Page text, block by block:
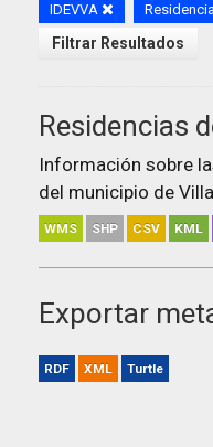
IDEVVA
Filtrar Resultados
Residencias
Información sobre
del municipio de
WMS SHP CSV KML
Exportar
RDF XML Turtle